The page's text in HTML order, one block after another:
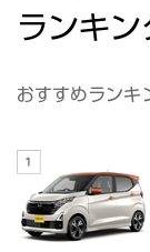
ランキン
おすすめランキ